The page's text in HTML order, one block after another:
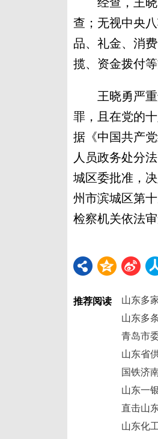
查；无视中央
品、礼金、消
揽、资金拨付
王晓勇严重
罪，且在党的
据《中国共产
人员政务处分
城区委批准，
州市滨城区第
检察机关依法
推荐阅读
山东多
山东多
青岛市
国铁济
山东一
直击山
山东化